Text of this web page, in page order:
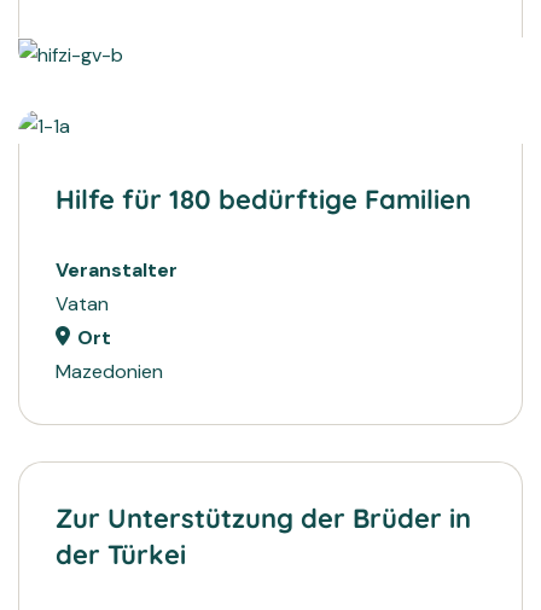
Hilfe für 180 bedürftige Familien
Veranstalter
Vatan
Ort
Mazedonien
Zur Unterstützung der Brüder in
der Türkei